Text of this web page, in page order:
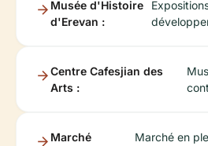
Musée d'Histoire
d'Erevan :
Centre Cafesjian des
Arts :
Marché
Marché en